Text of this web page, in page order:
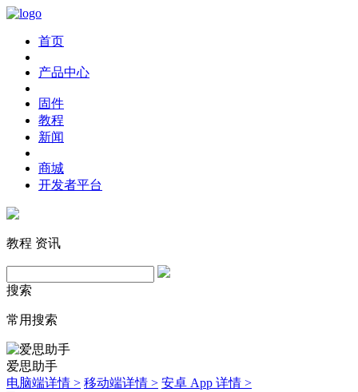
首页
产品中心
固件
教程
新闻
商城
开发者平台
教程 资讯
搜索
常用搜索
爱思助手
电脑端详情 > 移动端详情 > 安卓 App 详情 >